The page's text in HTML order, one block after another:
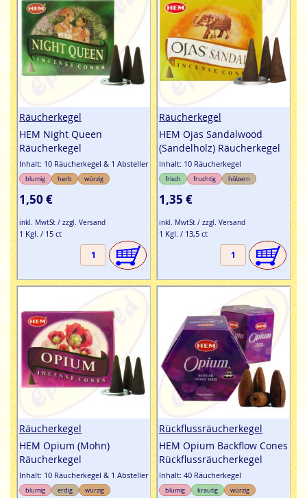
Räucherkegel
HEM Night Queen
Räucherkegel
Inhalt: 10 Räucherkegel & 1 Absteller
blumig herb würzig
1,50 €
inkl. MwtSt / zzgl. Versand
1 Kgl. / 15 ct
Räucherkegel
HEM Ojas Sandalwood
(Sandelholz) Räucherkegel
Inhalt: 10 Räucherkegel
frisch fruchtig hölzern
1,35 €
inkl. MwtSt / zzgl. Versand
1 Kgl. / 13,5 ct
Räucherkegel
HEM Opium (Mohn)
Räucherkegel
Inhalt: 10 Räucherkegel & 1 Absteller
blumig erdig würzig
Rückflussräucherkegel
HEM Opium Backflow Cones
Rückflussräucherkegel
Inhalt: 40 Räucherkegel
blumig krautig würzig